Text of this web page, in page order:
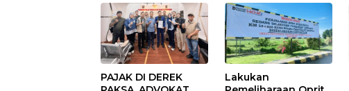
PAJAK DI DEREK
Lakukan